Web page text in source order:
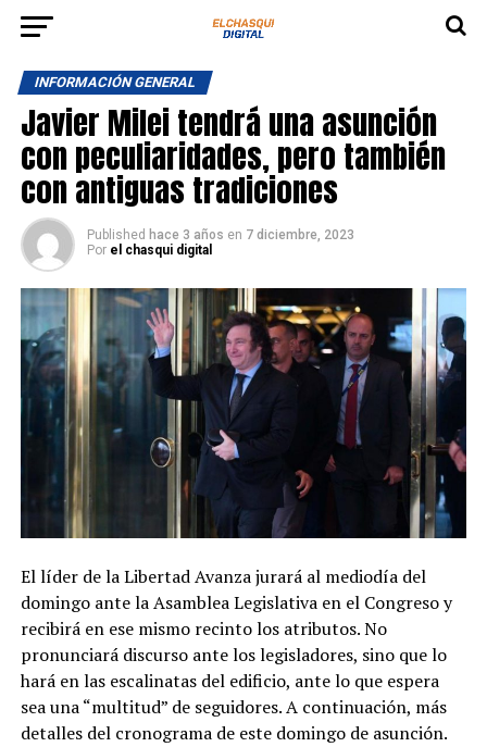
INFORMACIÓN GENERAL
Javier Milei tendrá una asunción
con peculiaridades, pero también
con antiguas tradiciones
Published hace 3 años en 7 diciembre, 2023
Por el chasqui digital
El líder de la Libertad Avanza jurará al mediodía del
domingo ante la Asamblea Legislativa en el Congreso y
recibirá en ese mismo recinto los atributos. No
pronunciará discurso ante los legisladores, sino que lo
hará en las escalinatas del edificio, ante lo que espera
sea una “multitud” de seguidores. A continuación, más
detalles del cronograma de este domingo de asunción.